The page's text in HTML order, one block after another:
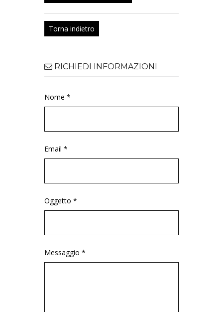
Torna indietro
RICHIEDI INFORMAZIONI
Nome *
Email *
Oggetto *
Messaggio *